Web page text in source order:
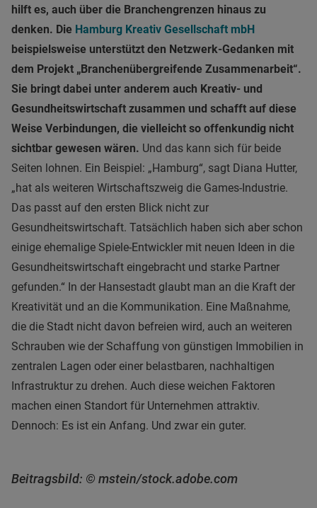
hilft es, auch über die Branchengrenzen hinaus zu
denken. Die Hamburg Kreativ Gesellschaft mbH
beispielsweise unterstützt den Netzwerk-Gedanken mit
dem Projekt „Branchenübergreifende Zusammenarbeit“.
Sie bringt dabei unter anderem auch Kreativ- und
Gesundheitswirtschaft zusammen und schafft auf diese
Weise Verbindungen, die vielleicht so offenkundig nicht
sichtbar gewesen wären. Und das kann sich für beide
Seiten lohnen. Ein Beispiel: „Hamburg“, sagt Diana Hutter,
„hat als weiteren Wirtschaftszweig die Games-Industrie.
Das passt auf den ersten Blick nicht zur
Gesundheitswirtschaft. Tatsächlich haben sich aber schon
einige ehemalige Spiele-Entwickler mit neuen Ideen in die
Gesundheitswirtschaft eingebracht und starke Partner
gefunden.“ In der Hansestadt glaubt man an die Kraft der
Kreativität und an die Kommunikation. Eine Maßnahme,
die die Stadt nicht davon befreien wird, auch an weiteren
Schrauben wie der Schaffung von günstigen Immobilien in
zentralen Lagen oder einer belastbaren, nachhaltigen
Infrastruktur zu drehen. Auch diese weichen Faktoren
machen einen Standort für Unternehmen attraktiv.
Dennoch: Es ist ein Anfang. Und zwar ein guter.
Beitragsbild: © mstein/stock.adobe.com